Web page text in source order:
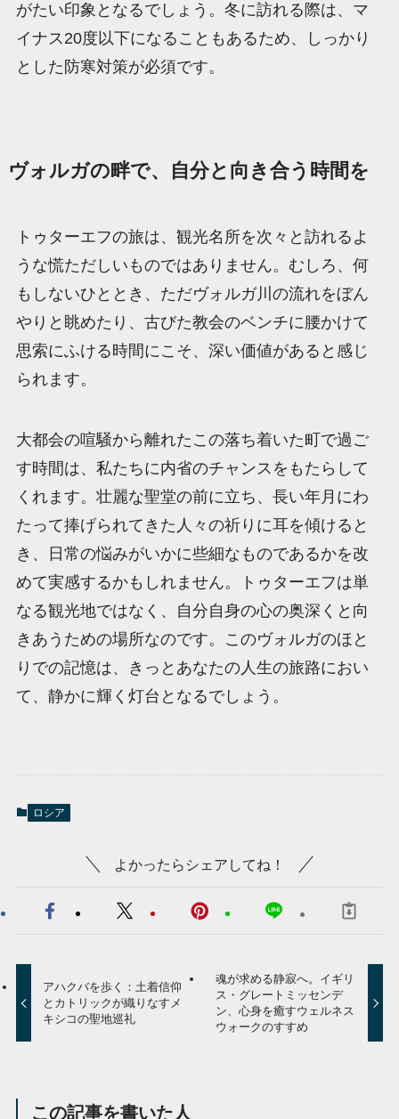
がたい印象となるでしょう。冬に訪れる際は、マ
イナス20度以下になることもあるため、しっかり
とした防寒対策が必須です。
ヴォルガの畔で、自分と向き合う時間を
トゥターエフの旅は、観光名所を次々と訪れるよ
うな慌ただしいものではありません。むしろ、何
もしないひととき、ただヴォルガ川の流れをぼん
やりと眺めたり、古びた教会のベンチに腰かけて
思索にふける時間にこそ、深い価値があると感じ
られます。
大都会の喧騒から離れたこの落ち着いた町で過ご
す時間は、私たちに内省のチャンスをもたらして
くれます。壮麗な聖堂の前に立ち、長い年月にわ
たって捧げられてきた人々の祈りに耳を傾けると
き、日常の悩みがいかに些細なものであるかを改
めて実感するかもしれません。トゥターエフは単
なる観光地ではなく、自分自身の心の奥深くと向
きあうための場所なのです。このヴォルガのほと
りでの記憶は、きっとあなたの人生の旅路におい
て、静かに輝く灯台となるでしょう。
ロシア
よかったらシェアしてね！
アハクバを歩く：土着信仰
とカトリックが織りなすメ
キシコの聖地巡礼
魂が求める静寂へ。イギリ
ス・グレートミッセンデ
ン、心身を癒すウェルネス
ウォークのすすめ
この記事を書いた人